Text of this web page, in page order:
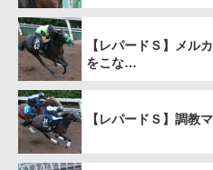
【レパードＳ】メル
をこな…
【レパードＳ】調教